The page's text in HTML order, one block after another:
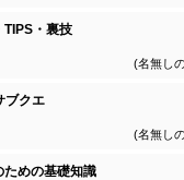
進めてます。
TIPS・裏技
が戦闘中は減りがかなり早く
(名無し
ブクエ
(名無し
ための基礎知識